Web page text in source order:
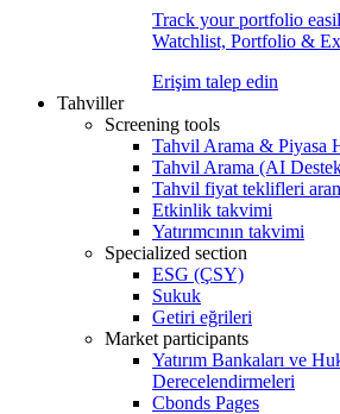
Track your portfolio
Watchlist, Portfolio &
Erişim talep edin
Tahviller
Screening tools
Tahvil Arama & Piyasa
Tahvil Arama (AI
Tahvil fiyat teklifleri
Etkinlik takvimi
Yatırımcının takvimi
Specialized section
ESG (ÇSY)
Sukuk
Getiri eğrileri
Market participants
Yatırım Bankaları ve
Derecelendirmeleri
Cbonds Pages